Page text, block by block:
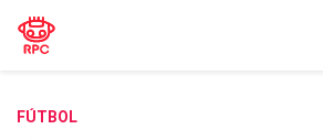
FÚTBOL